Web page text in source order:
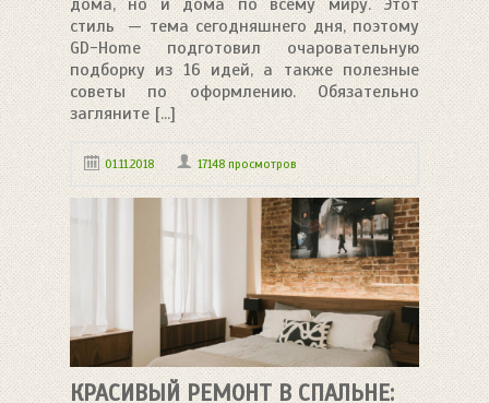
дома, но и дома по всему миру. Этот
стиль — тема сегодняшнего дня, поэтому
GD-Home подготовил очаровательную
подборку из 16 идей, а также полезные
советы по оформлению. Обязательно
загляните [...]
01.11.2018 17148 просмотров
КРАСИВЫЙ РЕМОНТ В СПАЛЬНЕ: